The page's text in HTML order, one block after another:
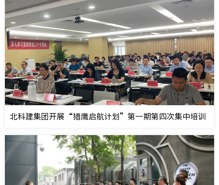
北科建集团开展“猎鹰启航计划”第一期第四次集中培训